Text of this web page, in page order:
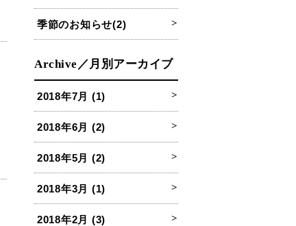
季節のお知らせ(2)
Archive／月別アーカイブ
2018年7月 (1)
2018年6月 (2)
2018年5月 (2)
2018年3月 (1)
2018年2月 (3)